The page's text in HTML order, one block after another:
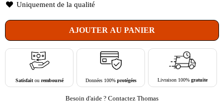
Uniquement de la qualité
AJOUTER AU PANIER
Satisfaitou remboursé Données 100% protégées Livraison 100%gratuite
Besoin d'aide ? Contactez Thomas